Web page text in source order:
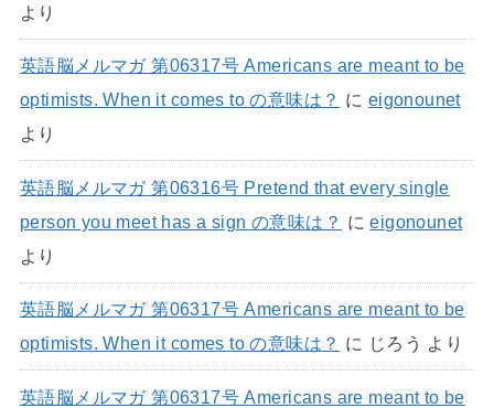
より
英語脳メルマガ 第06317号 Americans are meant to be
optimists. When it comes to の意味は？ に eigonounet
より
英語脳メルマガ 第06316号 Pretend that every single
person you meet has a sign の意味は？ にeigonounet
より
英語脳メルマガ 第06317号 Americans are meant to be
optimists. When it comes to の意味は？ に じろう より
英語脳メルマガ 第06317号 Americans are meant to be